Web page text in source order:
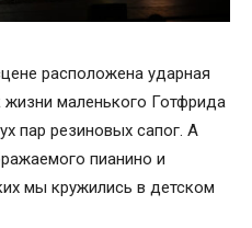
расположена ударная
жизни маленького Готфрида
пар резиновых сапог. А
пианино и
мы кружились в детском